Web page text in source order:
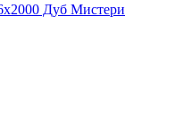
Дуб Мистери